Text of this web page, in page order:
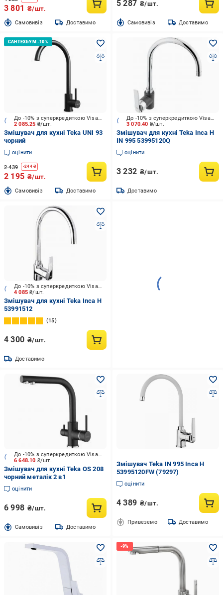
3 801 ₴/шт.
Cамовивіз Доставимо
5 287 ₴/шт.
Cамовивіз Доставимо
2 085.25 ₴/шт.
До -10% з суперкредиткою Visa Вигода
Змішувач для кухні Teka UNI 93
чорний
оцінити
2 439 -244₴
2 195 ₴/шт.
Cамовивіз Доставимо
3 070.40 ₴/шт.
До -10% з суперкредиткою Visa Вигода
Змішувач для кухні Teka Inca H
IN 995 53995120Q
оцінити
3 232 ₴/шт.
Доставимо
4 085₴/шт.
До -10% з суперкредиткою Visa Вигода
Змішувач для кухні Teka Inca H
53991512
15
4 300 ₴/шт.
Доставимо
6 648.10 ₴/шт.
До -10% з суперкредиткою Visa Вигода
Змішувач для кухні Teka OS 208
чорний металік 2 в1
оцінити
6 998 ₴/шт.
Cамовивіз Доставимо
Змішувач Teka IN 995 Inca H
53995120FW (79297)
оцінити
4 389 ₴/шт.
Привеземо Доставимо